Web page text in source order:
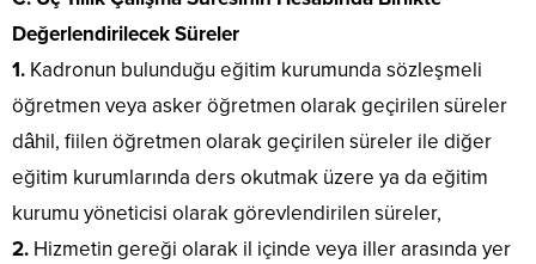
Değerlendirilecek Süreler
1. Kadronun bulunduğu eğitim kurumunda sözleşmeli
öğretmen veya asker öğretmen olarak geçirilen süreler
dâhil, fiilen öğretmen olarak geçirilen süreler ile diğer
eğitim kurumlarında ders okutmak üzere ya da eğitim
kurumu yöneticisi olarak görevlendirilen süreler,
2. Hizmetin gereği olarak il içinde veya iller arasında yer